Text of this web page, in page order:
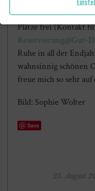
sind in einem Kreis
Plätze frei (Kontakt
Reservierung@Gut-
Ruhe in all der
wahnsinnig schönen
freue mich so sehr
Bild: Sophie Wolter
Save
25. August